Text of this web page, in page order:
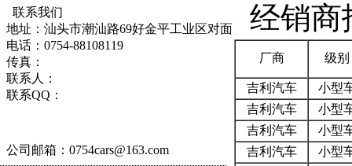
联系我们
地址：汕头市潮汕路69好金平工业区对面
电话：0754-88108119
传真：
联系人：
联系QQ：
公司邮箱： 0754cars@163.com
经销商
厂商 级别
吉利汽车
小型
吉利汽车
小型
吉利汽车
小型
吉利汽车
小型